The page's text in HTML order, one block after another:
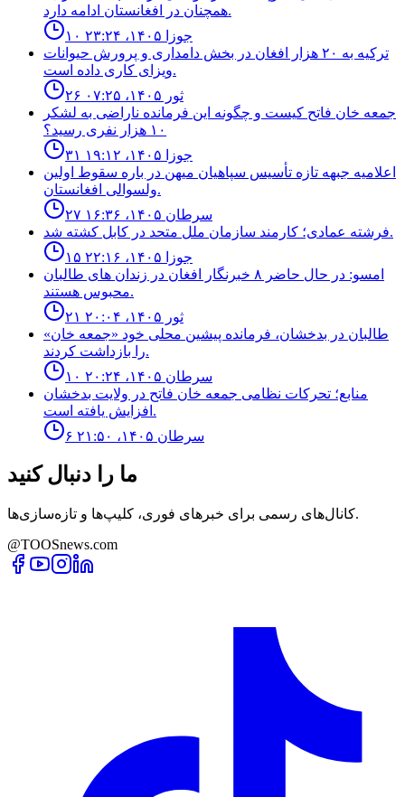
همچنان در افغانستان ادامه دارد.
۱۰ جوزا ۱۴۰۵، ۲۳:۲۴
ترکیه به ۲۰ هزار افغان در بخش دامداری و پرورش حیوانات
ویزای کاری داده است.
۲۶ ثور ۱۴۰۵، ۰۷:۲۵
جمعه خان فاتح كيست و چگونه اين فرمانده ناراضى به لشكر
١٠ هزار نفرى رسيد؟
۳۱ جوزا ۱۴۰۵، ۱۹:۱۲
اعلاميه جبهه تازه تأسيس سپاهيان ميهن در باره سقوط اولين
ولسوالى افغانستان.
۲۷ سرطان ۱۴۰۵، ۱۶:۳۶
فرشته عمادى؛ كارمند سازمان ملل متحد در كابل كشته شد.
۱۵ جوزا ۱۴۰۵، ۲۲:۱۶
امسو: در حال حاضر ۸ خبرنگار افغان در زندان‌ های طالبان
محبوس هستند.
۲۱ ثور ۱۴۰۵، ۲۰:۰۴
طالبان در بدخشان، فرمانده پیشین محلی خود «جمعه خان»
را بازداشت کردند.
۱۰ سرطان ۱۴۰۵، ۲۰:۲۴
منابع؛ تحركات نظامى جمعه خان فاتح در ولايت بدخشان
افزايش يافته است.
۶ سرطان ۱۴۰۵، ۲۱:۵۰
ما را دنبال کنید
کانال‌های رسمی برای خبرهای فوری، کلیپ‌ها و تازه‌سازی‌ها.
@TOOSnews.com